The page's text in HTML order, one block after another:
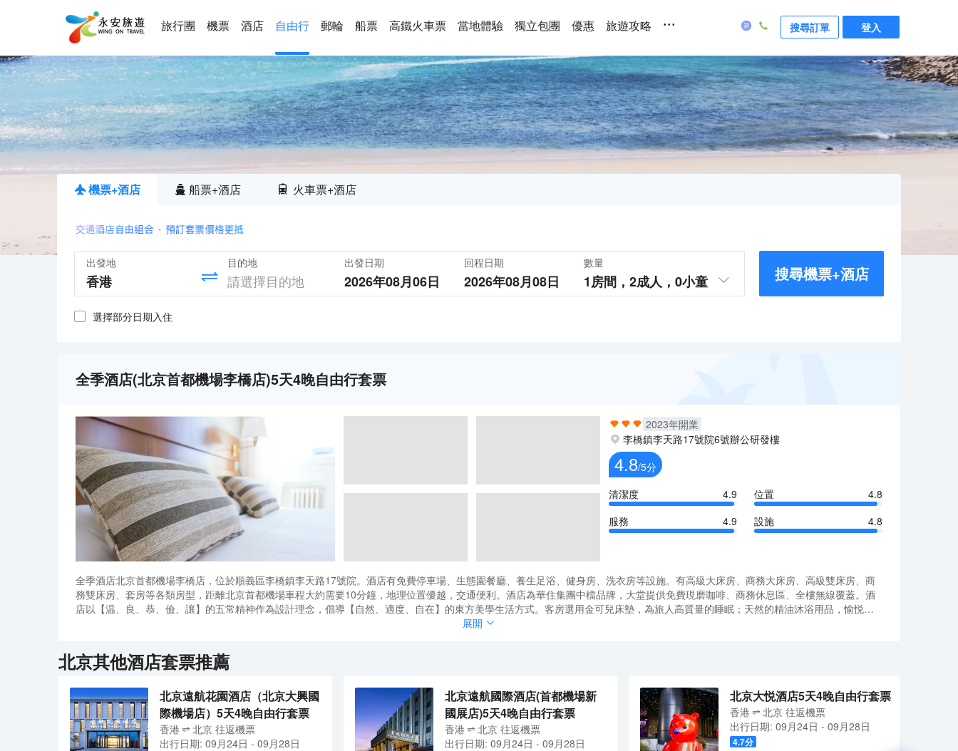
旅行團 機票 酒店 自由行 郵輪 船票 高鐵火車票 當地體驗 獨立包團 優惠 旅遊攻略 ... 搜尋訂單 登入
機票+酒店 船票+酒店 火車票+酒店
出發地 目的地 出發日期
2026年08月06日
回程日期
2026年08月08日
數量
1房間， 2成人， 0小童 搜尋機票+酒店
選擇部分日期入住
全季酒店(北京首都機場李橋店)5天4晚自由行套票
2023年開業
李橋鎮李天路17號院6號辦公研發樓
4.8/5分
清潔度
4.9 位置
4.8
服務
4.9 設施 4.8
全季酒店北京首都機場李橋店，位於順義區李橋鎮李天路17號院。酒店有免費停車場、生態園餐廳、養生足浴、健身房、洗衣房等設施。有高級大床房、商務大床房、高級雙床房、商
務雙床房、套房等各類房型，距離北京首都機場車程大約需要10分鐘，地理位置優越，交通便利。酒店為華住集團中檔品牌，大堂提供免費現磨咖啡、商務休息區、全樓無線覆蓋。酒
店以【温、良、恭、儉、讓】的五常精神作為設計理念，倡導【自然、適度、自在】的東方美學生活方式。客房選用金可兒床墊，為旅人高質量的睡眠；天然的精油沐浴用品，愉悦、
安心、舒緩壓力；拾趣茶具及精選茶葉，讓東方人生活方式在旅途延續；更有詩籤，拾一詩，賞一畫，聆聽內心的平和。大堂的城市第三空間，“客聽”，好書、好物、好茶，旅途的精神
兒床墊、設計師量身定製哲品zens茶具，詩畫茶相伴，用東方的待客之道，成為您行途中的休憩小築。衞生間乾濕分離 ，防霧化粧鏡，臻選東方愛馬仕上下品牌洗沐用品、這些好物使
生活如此美好，全季用心挑選每一件好物，只為給旅途中的你最温暖的陪伴。
全季酒店北京首都機場李橋店，位於順義區李橋鎮李天路17號院。酒店有免費停車場、生態園餐廳、養生足浴、健身房、洗衣房等設施。有高級大床房、商務大床房、高級雙床房、商
店以【温、良、恭、儉、讓】的五常精神作為設計理念，倡導【自然、適度、自在】的東方美學生活方式。客房選用金可兒床墊，為旅人高質量的睡眠；天然的精油沐浴用品，愉悦、
安心、舒緩壓力；拾趣茶具及精選茶葉，讓東方人生活方式在旅途延續；更有詩籤，拾一詩，賞一畫，聆聽內心的平和。大堂的城市第三空間，“客聽”，好書、好物、好茶，旅途的精神
兒床墊、設計師量身定製哲品zens茶具，詩畫茶相伴，用東方的待客之道，成為您行途中的休憩小築。衞生間乾濕分離 ，防霧化粧鏡，臻選東方愛馬仕上下品牌洗沐用品、這些好物使
生活如此美好，全季用心挑選每一件好物，只為給旅途中的你最温暖的陪伴。
展開
北京其他酒店套票推薦
北京遠航花園酒店（北京大興國
際機場店）5天4晚自由行套票
香港 北京 往返機票
出行日期: 09月24日 - 09月28日
北京遠航國際酒店(首都機場新
國展店)5天4晚自由行套票
香港 北京 往返機票
出行日期: 09月24日 - 09月28日
北京大悦酒店5天4晚自由行套票
香港 北京 往返機票
出行日期: 09月24日 - 09月28日
4.7分